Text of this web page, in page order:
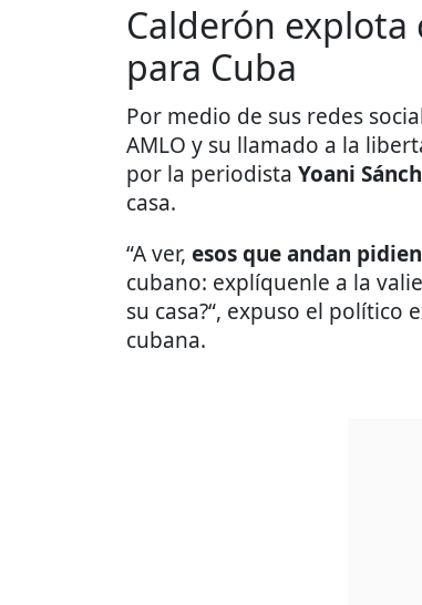
Calderón explota
para Cuba
Por medio de sus redes
AMLO y su llamado a la
por la periodista Yoani
casa.
“A ver, esos que andan
cubano: explíquenle a la
su casa?“, expuso el
cubana.